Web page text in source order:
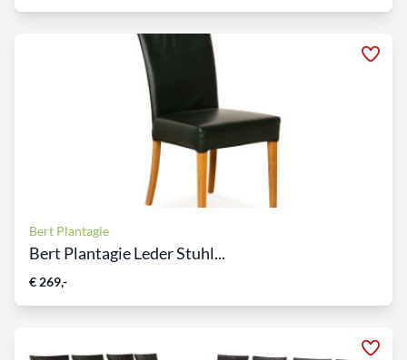
Bert Plantagie
Bert Plantagie Leder Stuhl...
€ 269,-